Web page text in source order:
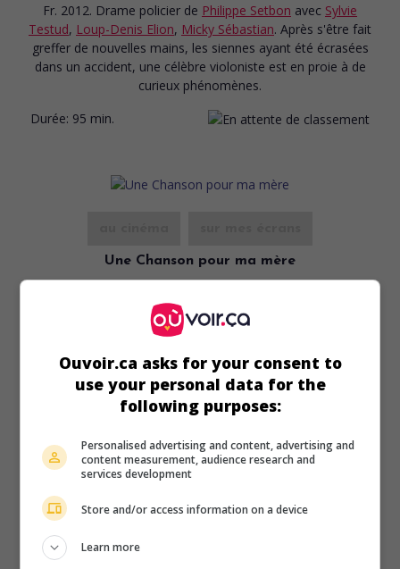
Fr. 2012. Drame policier de Philippe Setbon avec Sylvie
Testud, Loup-Denis Elion, Micky Sébastian. Après s'être fait
greffer de nouvelles mains, les siennes ayant été écrasées
dans un accident, une célèbre violoniste est en proie à de
curieux phénomènes.
Durée: 95 min.
Une Chanson pour ma mère
Sylvie Testud.
au cinéma sur mes écrans
Fr. 2011. Drame de guerrede Mathieu Kassovitz
Mathieu Kassovitz
en Nouvelle-Calédonie, le chef d'une unité d'élite tente
Ouvoir.ca asks for your consent to
use your personal data for the
following purposes:
Personalised advertising and content, advertising and
content measurement, audience research and
services development
Store and/or access information on a device
Learn more